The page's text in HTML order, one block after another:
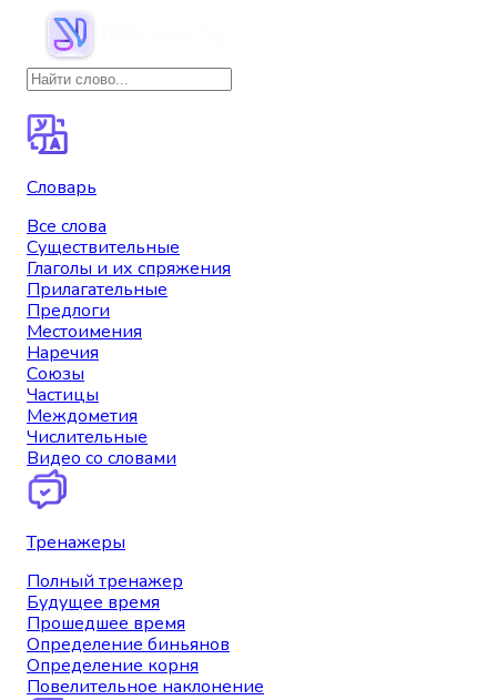
Словарь
Все слова
Существительные
Глаголы и их спряжения
Прилагательные
Предлоги
Местоимения
Наречия
Союзы
Частицы
Междометия
Числительные
Видео со словами
Тренажеры
Полный тренажер
Будущее время
Прошедшее время
Определение биньянов
Определение корня
Повелительное наклонение